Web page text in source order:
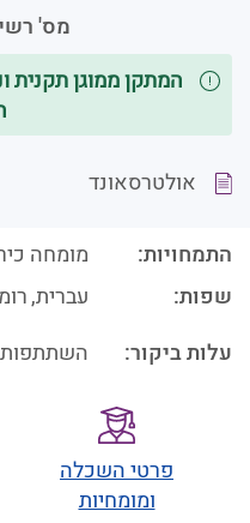
מס'
המתקן ממוגן תקנית
אולטרסאונד
התמחויות:
מומחה
שפות:
עברית,
עלות ביקור:
השתתפות
פרטי השכלה
ומומחיות